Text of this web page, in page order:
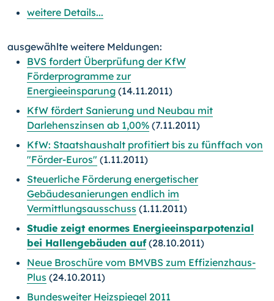
weitere Details...
ausgewählte weitere Meldungen:
BVS fordert Überprüfung der KfW
Förderprogramme zur
Energieeinsparung (14.11.2011)
KfW fördert Sanierung und Neubau mit
Darlehenszinsen ab 1,00% (7.11.2011)
KfW: Staatshaushalt profitiert bis zu fünffach von
"Förder-Euros" (1.11.2011)
Steuerliche Förderung energetischer
Gebäudesanierungen endlich im
Vermittlungsausschuss (1.11.2011)
Studie zeigt enormes Energieeinsparpotenzial
bei Hallengebäuden auf(28.10.2011)
Neue Broschüre vom BMVBS zum Effizienzhaus-
Plus (24.10.2011)
Bundesweiter Heizspiegel 2011